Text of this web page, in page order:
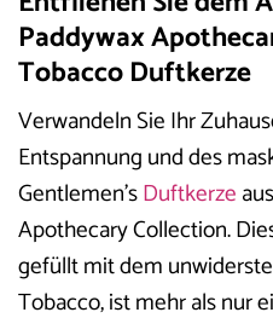
Paddywax
Tobacco Duftkerze
Verwandeln Sie Ihr
Entspannung und des
Gentlemen’sDuftkerze
Apothecary Collection.
gefüllt mit dem
Tobacco, ist mehr als nur